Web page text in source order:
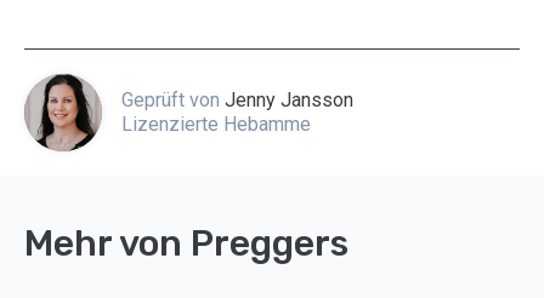
Geprüft von Jenny Jansson
Lizenzierte Hebamme
Mehr von Preggers